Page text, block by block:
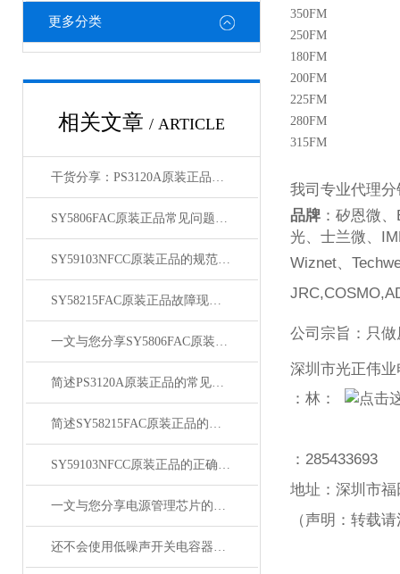
更多分类
相关文章 / ARTICLE
干货分享：PS3120A原装正品使用中的那些常见故障与解决技巧
SY5806FAC原装正品常见问题及对应解决办法大公开
SY59103NFCC原装正品的规范存放管理体系介绍
SY58215FAC原装正品故障现象相应的解决方法介绍
一文与您分享SY5806FAC原装正品的常见问题相应解决方法
简述PS3120A原装正品的常见故障相应解决方法
简述SY58215FAC原装正品的正确安装方法
SY59103NFCC原装正品的正确维护保养方法分享
一文与您分享电源管理芯片的维护保养方法
还不会使用低噪声开关电容器？进来看
350FM
250FM
180FM
200FM
225FM
280FM
315FM
我司专业代理分
品牌 ：矽恩微、
光、士兰微、
Wiznet、
公司宗旨：只
深圳市光正伟
：林：
： 285433693
地址：深圳市
（声明：转载